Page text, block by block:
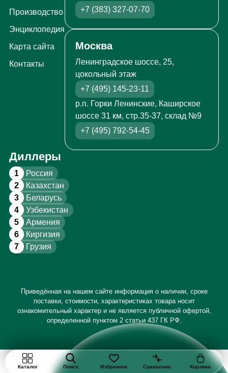
Производство
Энциклопедия
Карта сайта
Контакты
+7 (383) 327-07-70
Москва
Ленинградское шоссе, 25,
цокольный этаж
+7 (495) 145-23-11
р.п. Горки Ленинские, Каширское
шоссе 31 км, стр.35-37, склад №9
+7 (495) 792-54-45
Диллеры
1 Россия
2 Казахстан
3 Беларусь
4 Узбекистан
5 Армения
6 Киргизия
7 Грузия
Приведённая на нашем сайте информация о наличии, сроке
поставки, стоимости, характеристиках товара носит
ознакомительный характер и не является публичной офертой,
определенной пунктом 2 статьи 437 ГК РФ.
Каталог Поиск Избранное Сравнение Корзина